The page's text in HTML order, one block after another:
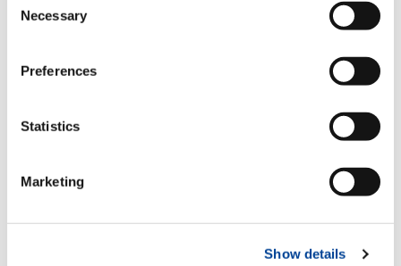
Selection
Necessary
Preferences
Statistics
Marketing
Show details
Entscheidungskriterium für den HK 40. Neben
dem 2-Motoren-Konzept trägt das typische
Servicefall den Unterwagen, so handelt es sich
um eine Reparatur an einem Großserien-LKW-
in der Regel günstiger als bei einem
Robustheit hat einen Namen
Seltenheitswert. Wie alle Tadano-Maschinen